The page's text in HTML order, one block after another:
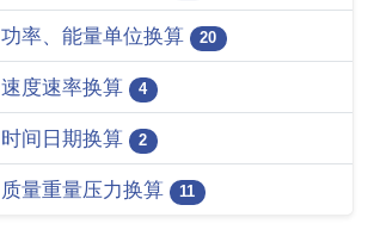
功率、能量单位换算 20
速度速率换算 4
时间日期换算 2
质量重量压力换算 11